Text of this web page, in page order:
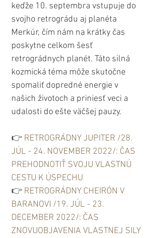
keďže 10. septembra vstupuje do
svojho retrográdu aj planéta
Merkúr, čím nám na krátky čas
poskytne celkom šesť
retrográdnych planét. Táto silná
kozmická téma môže skutočne
spomaliť dopredné energie v
našich životoch a priniesť veci a
udalosti do ešte väčšej pauzy.
👉 RETROGRÁDNY JUPITER /28.
JÚL - 24. NOVEMBER 2022/: ČAS
PREHODNOTIŤ SVOJU VLASTNÚ
CESTU K ÚSPECHU
👉 RETROGRÁDNY CHEIRÓN V
BARANOVI /19. JÚL - 23.
DECEMBER 2022/: ČAS
ZNOVUOBJAVENIA VLASTNEJ SILY